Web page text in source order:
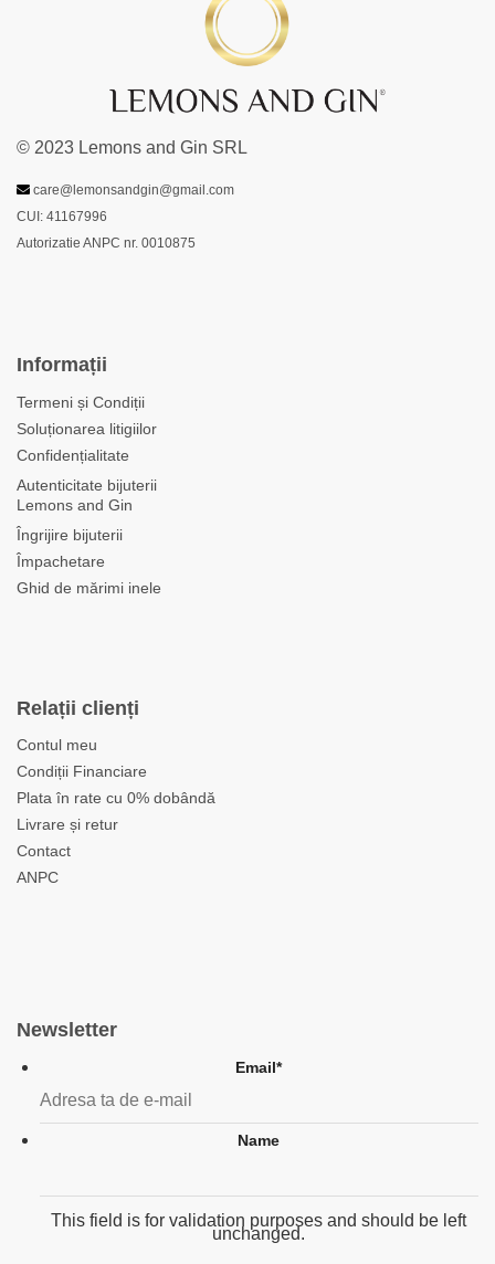
© 2023 Lemons and Gin SRL
care@lemonsandgin@gmail.com
CUI: 41167996
Autorizatie ANPC nr. 0010875
Informații
Termeni și Condiții
Soluționarea litigiilor
Confidențialitate
Autenticitate bijuterii
Lemons and Gin
Îngrijire bijuterii
Împachetare
Ghid de mărimi inele
Relații clienți
Contul meu
Condiții Financiare
Plata în rate cu 0% dobândă
Livrare și retur
Contact
ANPC
Newsletter
Email*
Name
This field is for validation purposes and should be left
unchanged.